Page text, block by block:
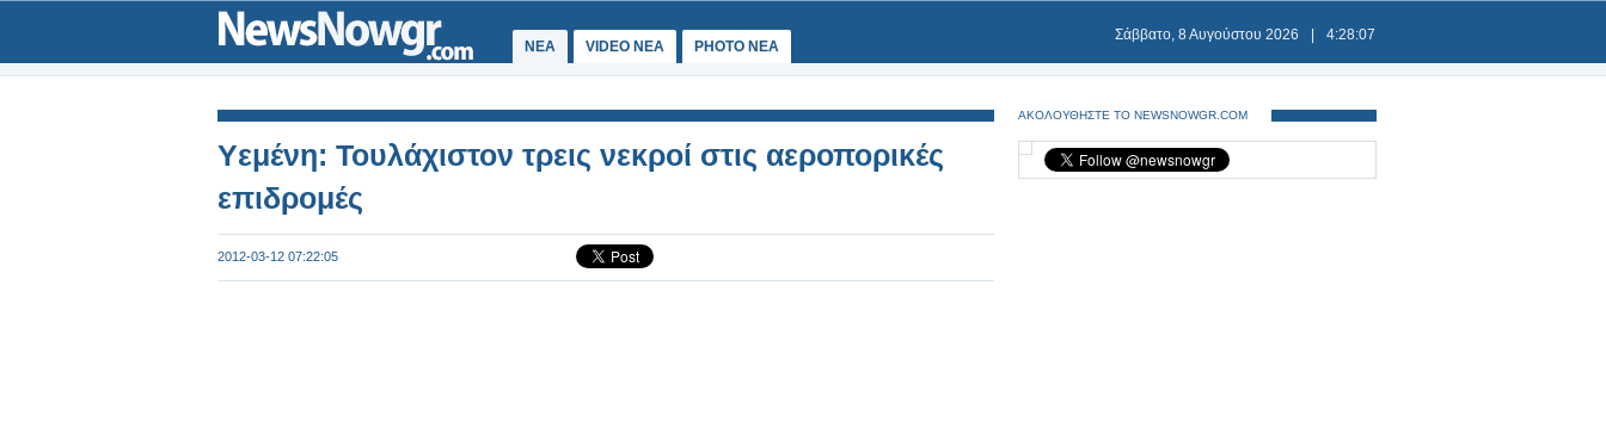
ΝΕΑ VIDEO NEA PHOTO NEA
Σάββατο, 8 Αυγούστου 2026 4:28:07
Υεμένη: Τουλάχιστον τρεις νεκροί στις αεροπορικές
επιδρομές
2012-03-12 07:22:05
ΑΚΟΛΟΥΘΗΣΤΕ ΤΟ NEWSNOWGR.COM